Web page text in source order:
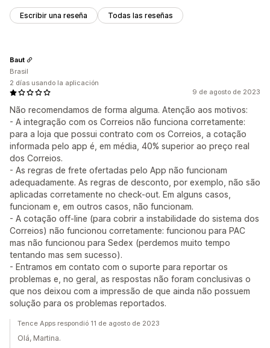
Escribir una reseña Todas las reseñas
9 de agosto de 2023
Não recomendamos de forma alguma. Atenção aos motivos:
- A integração com os Correios não funciona corretamente:
para a loja que possui contrato com os Correios, a cotação
informada pelo app é, em média, 40% superior ao preço real
dos Correios.
- As regras de frete ofertadas pelo App não funcionam
adequadamente. As regras de desconto, por exemplo, não são
aplicadas corretamente no check-out. Em alguns casos,
funcionam e, em outros casos, não funcionam.
- A cotação off-line (para cobrir a instabilidade do sistema dos
Correios) não funcionou corretamente: funcionou para PAC
mas não funcionou para Sedex (perdemos muito tempo
tentando mas sem sucesso).
- Entramos em contato com o suporte para reportar os
problemas e, no geral, as respostas não foram conclusivas o
que nos deixou com a impressão de que ainda não possuem
solução para os problemas reportados.
Baut
Brasil
2 días usando la aplicación
Tence Apps respondió 11 de agosto de 2023
Olá, Martina.